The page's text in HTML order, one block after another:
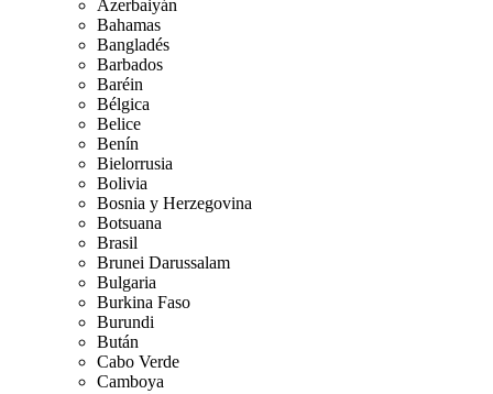
Azerbaiyán
Bahamas
Bangladés
Barbados
Baréin
Bélgica
Belice
Benín
Bielorrusia
Bolivia
Bosnia y Herzegovina
Botsuana
Brasil
Brunei Darussalam
Bulgaria
Burkina Faso
Burundi
Bután
Cabo Verde
Camboya